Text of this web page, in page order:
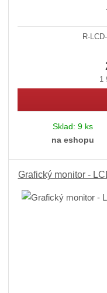
R-
1
Sklad: 9 ks
na eshopu
Grafický monitor -